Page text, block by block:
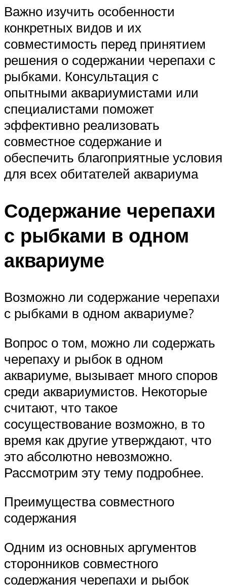
Важно изучить особенности
конкретных видов и их
совместимость перед принятием
решения о содержании черепахи с
рыбками. Консультация с
опытными аквариумистами или
специалистами поможет
эффективно реализовать
совместное содержание и
обеспечить благоприятные условия
для всех обитателей аквариума
Содержание черепахи
с рыбками в одном
аквариуме
Возможно ли содержание черепахи
с рыбками в одном аквариуме?
Вопрос о том, можно ли содержать
черепаху и рыбок в одном
аквариуме, вызывает много споров
среди аквариумистов. Некоторые
считают, что такое
сосуществование возможно, в то
время как другие утверждают, что
это абсолютно невозможно.
Рассмотрим эту тему подробнее.
Преимущества совместного
содержания
Одним из основных аргументов
сторонников совместного
содержания черепахи и рыбок